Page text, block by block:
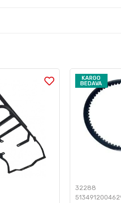
KARGO
BEDAVA
32288